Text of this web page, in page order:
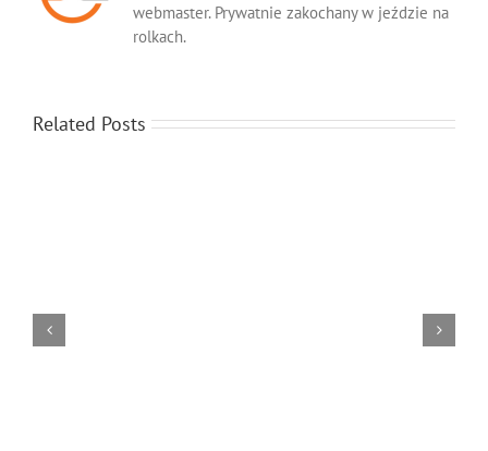
webmaster. Prywatnie zakochany w jeździe na
rolkach.
Related Posts